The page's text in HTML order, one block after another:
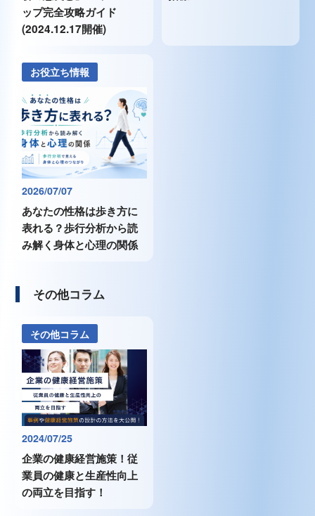
ップ完全攻略ガイド
(2024.12.17開催)
お役立ち情報
2026/07/07
あなたの性格は歩き方に
表れる？歩行分析から読
み解く身体と心理の関係
その他コラム
その他コラム
2024/07/25
企業の健康経営施策！従
業員の健康と生産性向上
の両立を目指す！